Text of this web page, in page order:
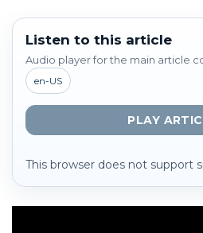
Listen to this article
Audio player for the main article
en-US
PLAY
This browser does not support